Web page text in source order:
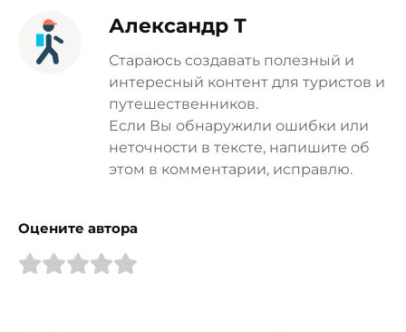
Александр Т
Стараюсь создавать полезный и
интересный контент для туристов и
путешественников.
Если Вы обнаружили ошибки или
неточности в тексте, напишите об
этом в комментарии, исправлю.
Оцените автора